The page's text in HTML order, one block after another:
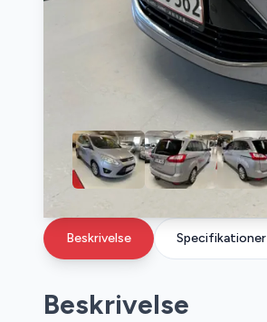
Specifikationer
Beskrivelse
Beskrivelse